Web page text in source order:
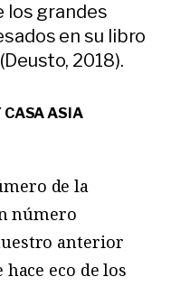
los grandes
en su libro
2018).
CASA ASIA
de la
número
anterior
hace eco de los